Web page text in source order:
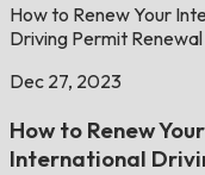
How to Renew Your
Driving Permit
Dec 27, 2023
How to Renew
International